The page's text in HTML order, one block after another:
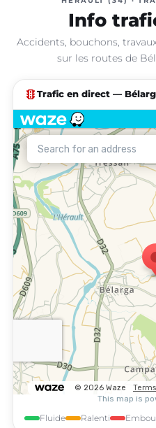
Info
Accidents, bouchons,
sur les routes de
traffic Trafic en direct —
Fluide Ralenti